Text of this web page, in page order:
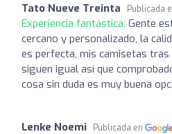
Tato Nueve Treinta Publicada
Experiencia fantástica: Gente
cercano y personalizado, la
es perfecta, mis camisetas tras
siguen igual así que
cosa sin duda es muy buena
Lenke Noemi Publicada en